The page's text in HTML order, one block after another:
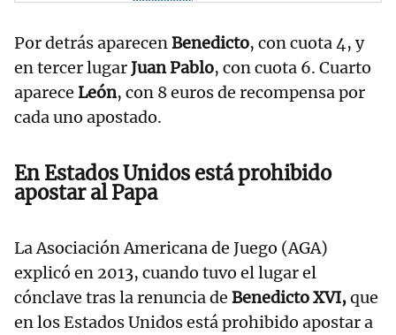
Por detrás aparecenBenedicto, con cuota 4, y
en tercer lugarJuan Pablo, con cuota 6. Cuarto
aparece León, con 8 euros de recompensa por
cada uno apostado.
En Estados Unidos está prohibido
apostar al Papa
La Asociación Americana de Juego (AGA)
explicó en 2013, cuando tuvo el lugar el
cónclave tras la renuncia de Benedicto XVI,que
en los Estados Unidos está prohibido apostar a